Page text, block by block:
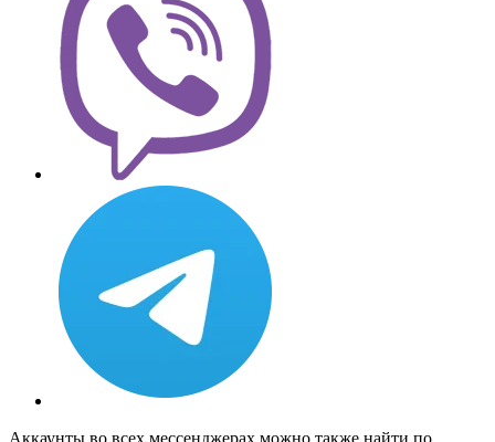
Аккаунты во всех мессенджерах можно также найти по